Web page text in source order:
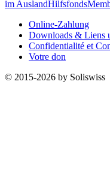
im AuslandHilfsfonds
Online-Zahlung
Downloads & Liens
Confidentialité et
Votre don
© 2015-2026 by Soliswiss